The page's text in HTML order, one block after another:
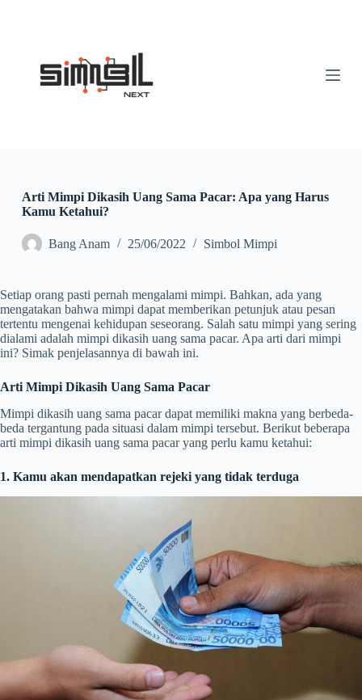
Arti Mimpi Dikasih Uang Sama Pacar: Apa yang Harus
Kamu Ketahui?
Bang Anam 25/06/2022 Simbol Mimpi
Setiap orang pasti pernah mengalami mimpi. Bahkan, ada yang
mengatakan bahwa mimpi dapat memberikan petunjuk atau pesan
tertentu mengenai kehidupan seseorang. Salah satu mimpi yang sering
dialami adalah mimpi dikasih uang sama pacar. Apa arti dari mimpi
ini? Simak penjelasannya di bawah ini.
Arti Mimpi Dikasih Uang Sama Pacar
Mimpi dikasih uang sama pacar dapat memiliki makna yang berbeda-
beda tergantung pada situasi dalam mimpi tersebut. Berikut beberapa
arti mimpi dikasih uang sama pacar yang perlu kamu ketahui:
1. Kamu akan mendapatkan rejeki yang tidak terduga